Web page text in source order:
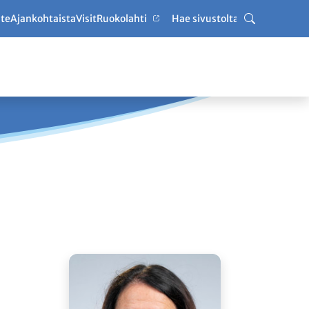
AjankohtaistaVisitRuokolahti
Haku